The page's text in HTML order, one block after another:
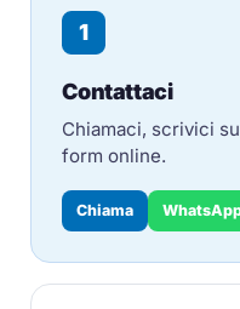
1
Contattaci
Chiamaci, scrivici
form online.
Chiama